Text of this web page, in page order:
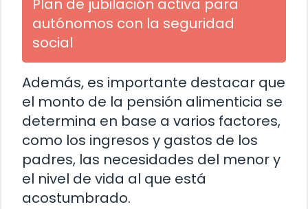
Plan de jubilación activa para
autónomos con la seguridad
social
Además, es importante destacar que
el monto de la pensión alimenticia se
determina en base a varios factores,
como los ingresos y gastos de los
padres, las necesidades del menor y
el nivel de vida al que está
acostumbrado.